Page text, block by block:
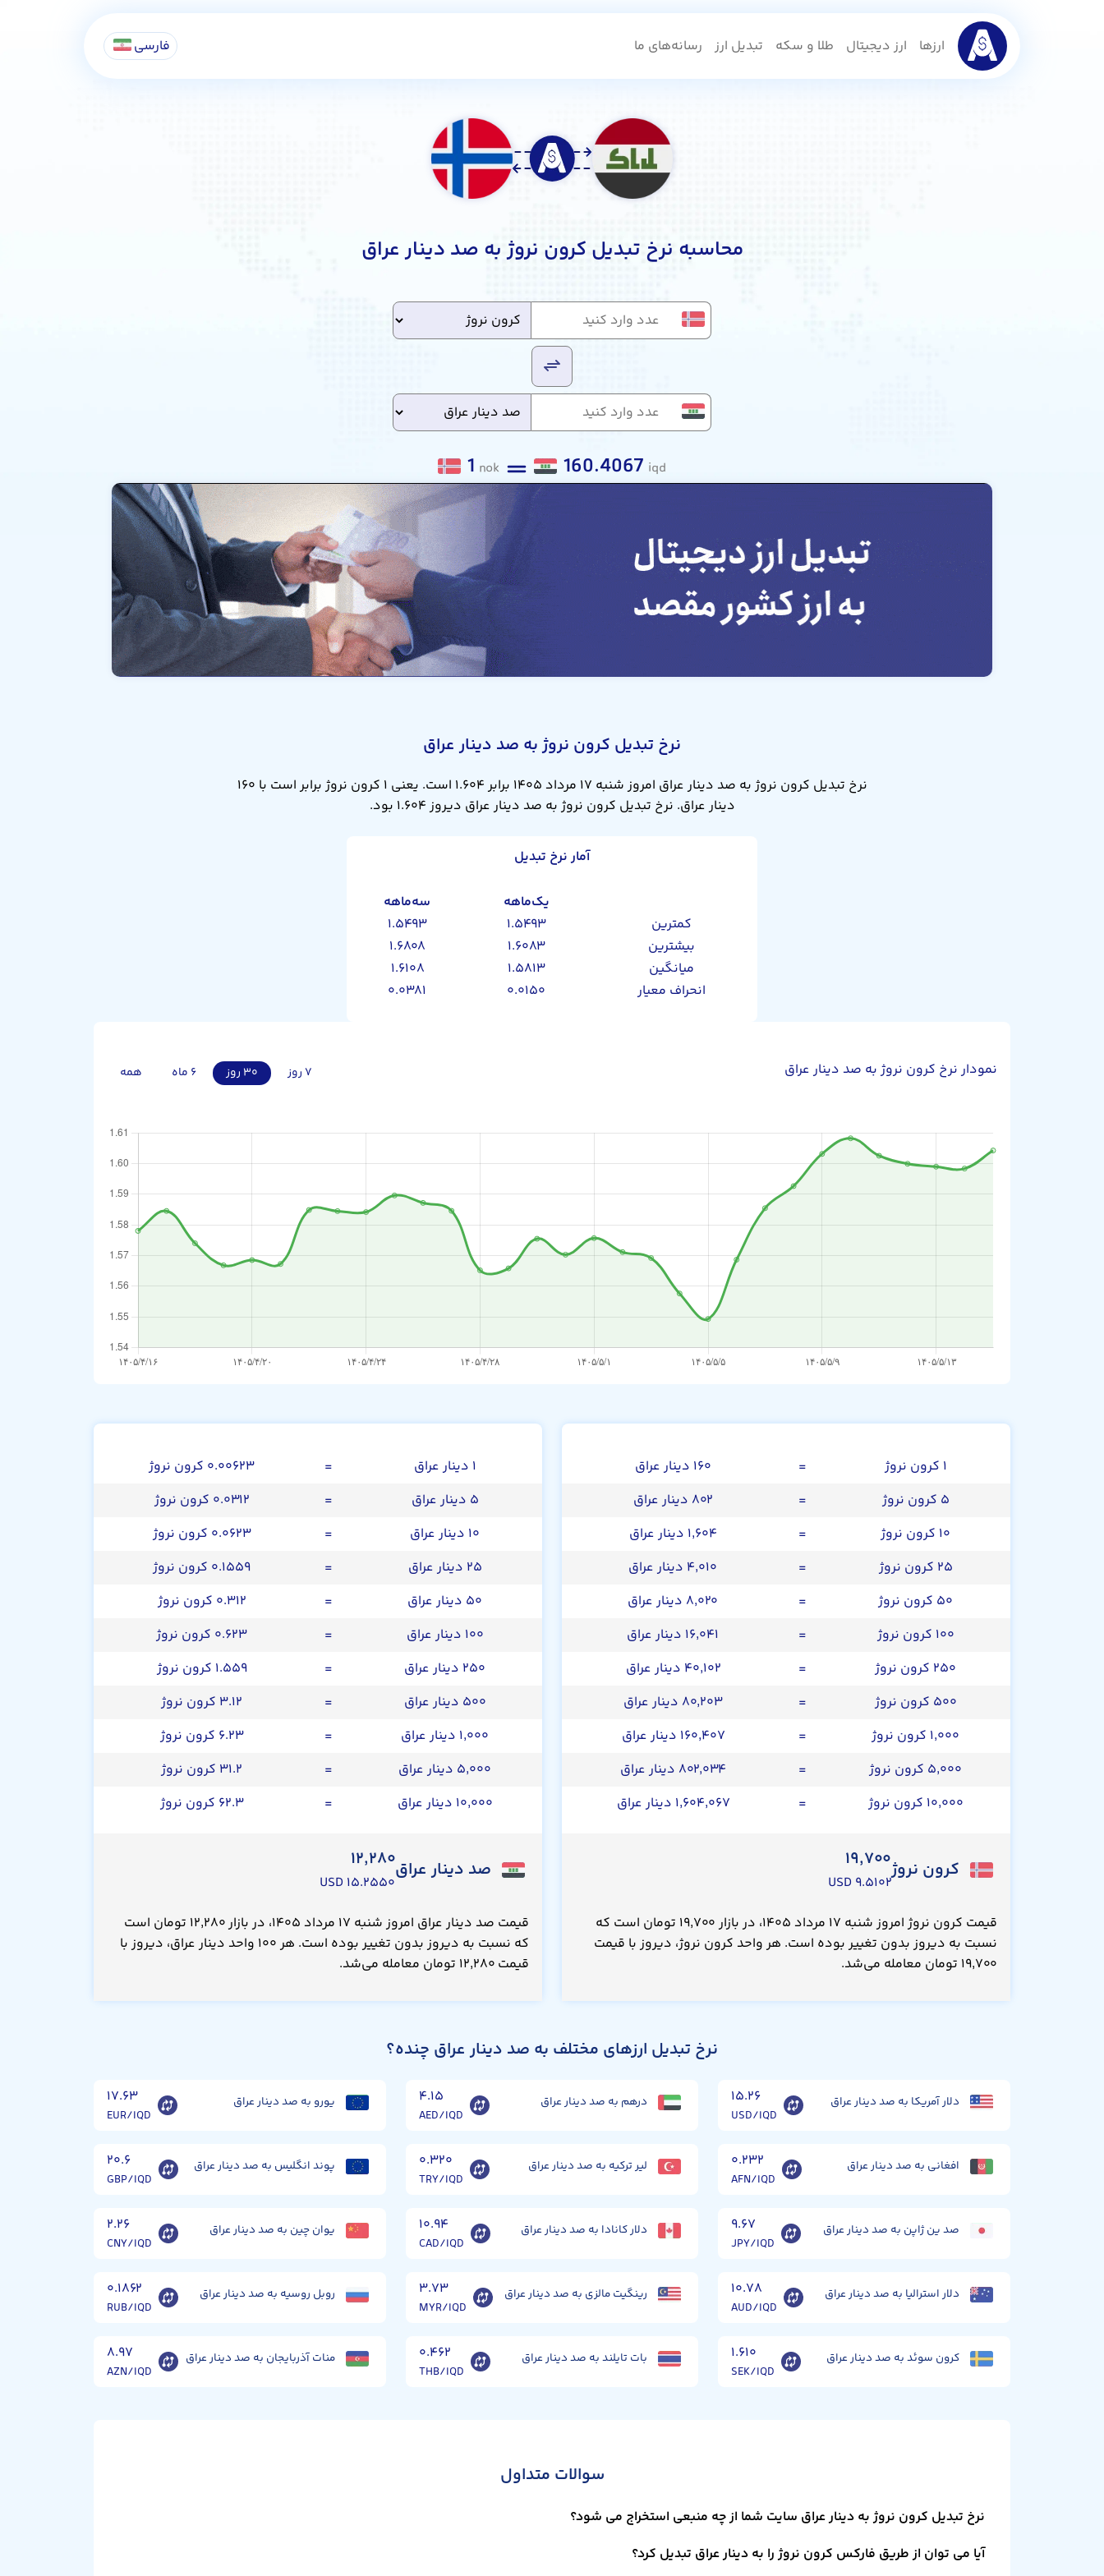
ارزها ارز دیجیتال طلا و سکه تبدیل ارز رسانه‌های ما فارسی
محاسبه نرخ تبدیل کرون نروژ به صد دینار عراق
1 nok 160.4067 iqd
نرخ تبدیل کرون نروژ به صد دینار عراق
نرخ تبدیل کرون نروژ به صد دینار عراق امروز شنبه ۱۷ مرداد ۱۴۰۵ برابر ۱.۶۰۴ است. یعنی ۱ کرون نروژ برابر است با ۱۶۰
دینار عراق. نرخ تبدیل کرون نروژ به صد دینار عراق دیروز ۱.۶۰۴ بود.
آمار نرخ تبدیل
یک‌ماهه
سه‌ماهه
کمترین
۱.۵۴۹۳
۱.۵۴۹۳
بیشترین
۱.۶۰۸۳
۱.۶۸۰۸
میانگین
۱.۵۸۱۳
۱.۶۱۰۸
انحراف معیار
۰.۰۱۵۰ ۰.۰۳۸۱
نمودار نرخ کرون نروژ به صد دینار عراق ۷ روز ۳۰ روز ۶ ماه همه
۱ کرون نروژ =
۱۶۰ دینار عراق
۵ کرون نروژ
=
۸۰۲ دینار عراق
۱۰ کرون نروژ
=
۱,۶۰۴ دینار عراق
۲۵ کرون نروژ
=
۴,۰۱۰ دینار عراق
۵۰ کرون نروژ
=
۸,۰۲۰ دینار عراق
۱۰۰ کرون نروژ
=
۱۶,۰۴۱ دینار عراق
۲۵۰ کرون نروژ
=
۴۰,۱۰۲ دینار عراق
۵۰۰ کرون نروژ
=
۸۰,۲۰۳ دینار عراق
۱,۰۰۰ کرون نروژ
=
۱۶۰,۴۰۷ دینار عراق
۵,۰۰۰ کرون نروژ
=
۸۰۲,۰۳۴ دینار عراق
۱۰,۰۰۰ کرون نروژ
= ۱,۶۰۴,۰۶۷ دینار عراق
کرون نروژ۱۹,۷۰۰
۹.۵۱۰۲ USD
قیمت کرون نروژ امروز شنبه ۱۷ مرداد ۱۴۰۵، در بازار ۱۹,۷۰۰ تومان است که
نسبت به دیروز بدون تغییر بوده است. هر واحد کرون نروژ، دیروز با قیمت
۱۹,۷۰۰ تومان معامله می‌شد.
۱ دینار عراق =
۰.۰۰۶۲۳ کرون نروژ
۵ دینار عراق
=
۰.۰۳۱۲ کرون نروژ
۱۰ دینار عراق
=
۰.۰۶۲۳ کرون نروژ
۲۵ دینار عراق
=
۰.۱۵۵۹ کرون نروژ
۵۰ دینار عراق
=
۰.۳۱۲ کرون نروژ
۱۰۰ دینار عراق
=
۰.۶۲۳ کرون نروژ
۲۵۰ دینار عراق
=
۱.۵۵۹ کرون نروژ
۵۰۰ دینار عراق
=
۳.۱۲ کرون نروژ
۱,۰۰۰ دینار عراق
=
۶.۲۳ کرون نروژ
۵,۰۰۰ دینار عراق
=
۳۱.۲ کرون نروژ
۱۰,۰۰۰ دینار عراق
= ۶۲.۳ کرون نروژ
صد دینار عراق۱۲,۲۸۰
۱۵.۲۵۵۰ USD
قیمت صد دینار عراق امروز شنبه ۱۷ مرداد ۱۴۰۵، در بازار ۱۲,۲۸۰ تومان است
که نسبت به دیروز بدون تغییر بوده است. هر ۱۰۰ واحد دینار عراق، دیروز با
قیمت ۱۲,۲۸۰ تومان معامله می‌شد.
نرخ تبدیل ارزهای مختلف به صد دینار عراق چنده؟
دلار آمریکا به صد دینار عراق ۱۵.۲۶
USD/IQD
درهم به صد دینار عراق ۴.۱۵
AED/IQD
یورو به صد دینار عراق ۱۷.۶۳
EUR/IQD
افغانی به صد دینار عراق ۰.۲۳۲
AFN/IQD
لیر ترکیه به صد دینار عراق ۰.۳۲۰
TRY/IQD
پوند انگلیس به صد دینار عراق ۲۰.۶
GBP/IQD
صد ین ژاپن به صد دینار عراق ۹.۶۷
JPY/IQD
دلار کانادا به صد دینار عراق ۱۰.۹۴
CAD/IQD
یوان چین به صد دینار عراق ۲.۲۶
CNY/IQD
دلار استرالیا به صد دینار عراق ۱۰.۷۸
AUD/IQD
رینگیت مالزی به صد دینار عراق ۳.۷۳
MYR/IQD
روبل روسیه به صد دینار عراق ۰.۱۸۶۲
RUB/IQD
کرون سوئد به صد دینار عراق ۱.۶۱۰
SEK/IQD
بات تایلند به صد دینار عراق ۰.۴۶۲
THB/IQD
منات آذربایجان به صد دینار عراق ۸.۹۷
AZN/IQD
سوالات متداول
نرخ تبدیل کرون نروژ به دینار عراق سایت شما از چه منبعی استخراج می شود؟
آیا می توان از طریق فارکس کرون نروژ را به دینار عراق تبدیل کرد؟